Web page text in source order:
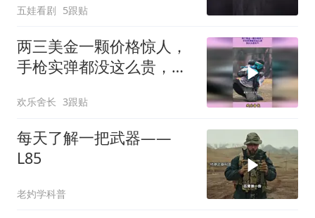
五娃看剧 5跟贴
两三美金一颗价格惊人，
手枪实弹都没这么贵，别
欢乐舍长 3跟贴
每天了解一把武器——
L85
老妁学科普